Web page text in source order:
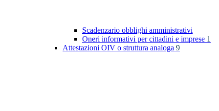
Scadenzario obblighi amministrativi
Oneri informativi per cittadini e imprese 1
Attestazioni OIV o struttura analoga 9